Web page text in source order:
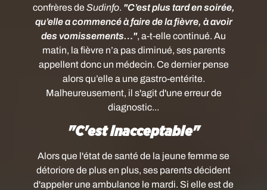
confrères de Sudinfo. "C’est plus tard en soirée,
qu’elle a commencé à faire de la fièvre, à avoir
des vomissements…", a-t-elle continué. Au
matin, la fièvre n’a pas diminué, ses parents
appellent donc un médecin. Ce dernier pense
alors qu’elle a une gastro-entérite.
Malheureusement, il s'agit d'une erreur de
diagnostic...
"C'est inacceptable"
Alors que l'état de santé de la jeune femmese
détoriore de plus en plus, ses parents décident
d'appeler une ambulance le mardi. Si elle est de